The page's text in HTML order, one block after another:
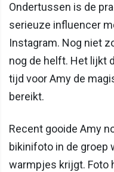
Ondertussen is de
serieuze influencer
Instagram. Nog niet
nog de helft. Het lijkt
tijd voor Amy de
bereikt.
Recent gooide Amy
bikinifoto in de groep
warmpjes krijgt. Foto